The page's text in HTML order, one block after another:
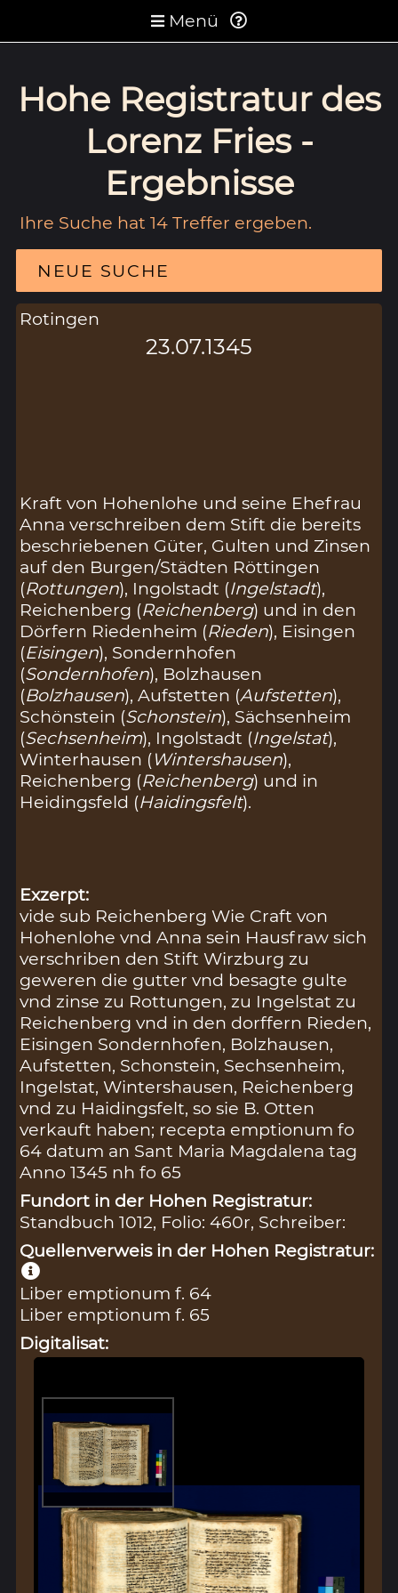
Menü
Hohe Registratur des
Lorenz Fries -
Ergebnisse
Ihre Suche hat 14 Treffer ergeben.
NEUE SUCHE
Rotingen
23.07.1345
Kraft von Hohenlohe und seine Ehefrau
Anna verschreiben dem Stift die bereits
beschriebenen Güter, Gulten und Zinsen
auf den Burgen/Städten Röttingen
(Rottungen), Ingolstadt (Ingelstadt),
Reichenberg (Reichenberg) und in den
Dörfern Riedenheim (Rieden), Eisingen
(Eisingen), Sondernhofen
(Sondernhofen), Bolzhausen
(Bolzhausen), Aufstetten (Aufstetten),
Schönstein (Schonstein), Sächsenheim
(Sechsenheim), Ingolstadt (Ingelstat),
Winterhausen (Wintershausen),
Reichenberg (Reichenberg) und in
Heidingsfeld (Haidingsfelt).
Exzerpt:
vide sub Reichenberg Wie Craft von
Hohenlohe vnd Anna sein Hausfraw sich
verschriben den Stift Wirzburg zu
geweren die gutter vnd besagte gulte
vnd zinse zu Rottungen, zu Ingelstat zu
Reichenberg vnd in den dorffern Rieden,
Eisingen Sondernhofen, Bolzhausen,
Aufstetten, Schonstein, Sechsenheim,
Ingelstat, Wintershausen, Reichenberg
vnd zu Haidingsfelt, so sie B. Otten
verkauft haben; recepta emptionum fo
64 datum an Sant Maria Magdalena tag
Anno 1345 nh fo 65
Fundort in der Hohen Registratur:
Standbuch 1012, Folio: 460r, Schreiber:
Quellenverweis in der Hohen Registratur:
Liber emptionum f. 64
Liber emptionum f. 65
Digitalisat: